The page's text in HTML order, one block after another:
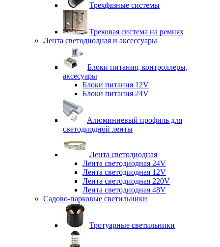
Трехфазные системы
Трековая система на ремнях
Лента светодиодная и аксессуары
Блоки питания, контроллеры,
аксесуары
Блоки питания 12V
Блоки питания 24V
Алюминиевый профиль для
светодиодной ленты
Лента светодиодная
Лента светодиодная 24V
Лента светодиодная 12V
Лента светодиодная 220V
Лента светодиодная 48V
Садово-парковые светильники
Тротуарные светильники